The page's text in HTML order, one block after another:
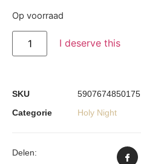
Op voorraad
I deserve this
SKU
5907674850175
Categorie
Holy Night
Delen: